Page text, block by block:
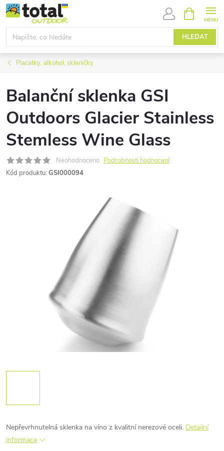
Přejít
na
obsah
HLEDAT
NÁKUPNÍ
KOŠÍK
Placatky, alkohol, skleničky
Balanční sklenka GSI
Outdoors Glacier Stainless
Stemless Wine Glass
Neohodnoceno Podrobnosti hodnocení
Kód produktu: GSI000094
Nepřevrhnutelná sklenka na víno z kvalitní nerezové oceli. Detailní
informace